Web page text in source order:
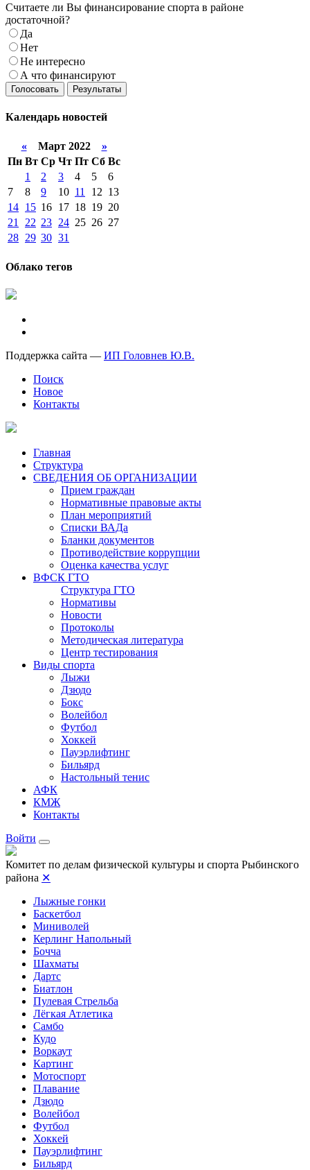
Считаете ли Вы финансирование спорта в районе
достаточной?
Да
Нет
Не интересно
А что финансируют
Голосовать Результаты
Календарь новостей
«Март 2022 »
Пн Вт Ср Чт Пт Сб Вс
1
2 3 4 5
6
7
8 9 10 11 12 13
14 15 16 17 18 19 20
21
22 23 24 25 26 27
28 29 30 31
Облако тегов
Поддержка сайта — ИП Головнев Ю.В.
Поиск
Новое
Контакты
Главная
Структура
СВЕДЕНИЯ ОБ ОРГАНИЗАЦИИ
Прием граждан
Нормативные правовые акты
План мероприятий
Списки ВАДа
Бланки документов
Противодействие коррупции
Оценка качества услуг
ВФСК ГТО
Структура ГТО
Нормативы
Новости
Протоколы
Методическая литература
Центр тестирования
Виды спорта
Лыжи
Дзюдо
Бокс
Волейбол
Футбол
Хоккей
Пауэрлифтинг
Бильярд
Настольный тенис
АФК
КМЖ
Контакты
Войти
Комитет по делам физической культуры и спорта Рыбинского
района ✕
Лыжные гонки
Баскетбол
Миниволей
Керлинг Напольный
Бочча
Шахматы
Дартс
Биатлон
Пулевая Стрельба
Лёгкая Атлетика
Самбо
Кудо
Воркаут
Картинг
Мотоспорт
Плавание
Дзюдо
Волейбол
Футбол
Хоккей
Пауэрлифтинг
Бильярд